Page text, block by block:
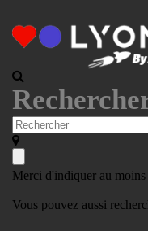
Merci d'indiquer au moins
Vous pouvez aussi